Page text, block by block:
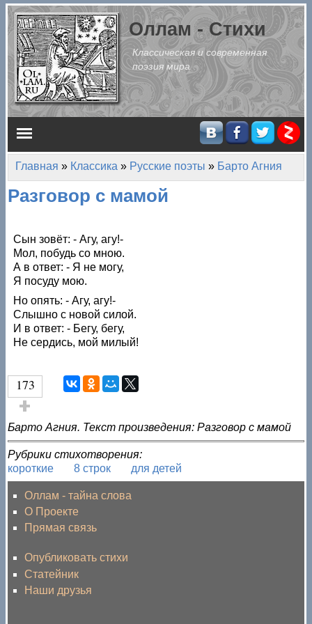
Перейти к основному содержанию
Оллам - Стихи
Классическая и современная
поэзия мира
Главное меню
Вы здесь
Главная » Классика » Русские поэты » Барто Агния
Разговор с мамой
Сын зовёт: - Агу, агу!-
Мол, побудь со мною.
А в ответ: - Я не могу,
Я посуду мою.
Но опять: - Агу, агу!-
Слышно с новой силой.
И в ответ: - Бегу, бегу,
Не сердись, мой милый!
173
Голос за!
Барто Агния. Текст произведения: Разговор с мамой
Рубрики стихотворения:
короткие
8 строк для детей
Оллам - тайна слова
О Проекте
Прямая связь
Опубликовать стихи
Статейник
Наши друзья